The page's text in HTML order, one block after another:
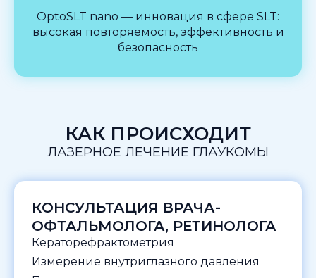
OptoSLT nano — инновация в сфере SLT:
высокая повторяемость, эффективность и
безопасность
КАК ПРОИСХОДИТ
ЛАЗЕРНОЕ ЛЕЧЕНИЕ ГЛАУКОМЫ
КОНСУЛЬТАЦИЯ ВРАЧА-
ОФТАЛЬМОЛОГА, РЕТИНОЛОГА
Кераторефрактометрия
Измерение внутриглазного давления